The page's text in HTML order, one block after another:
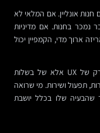
חנות אונליין. אם המלאי לא
נמכר בחנות. אם מדיניות
ארוך מדי, הקמפיין יכול
במילים אחרות, חנות וירטואלית היא מבחן לא רק של UX אלא של בשלות
תפעול ושירות. מי שרואה
שהבעיה שלו בכלל יושבת